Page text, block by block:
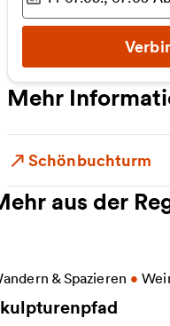
Ausgewählter Zeitpunkt
Mehr
Schönbuchturm
aus der
& Spazieren •
Informationen